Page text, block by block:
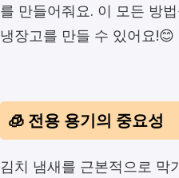
를 만들어줘요. 이 모든 방
냉장고를 만들 수 있어요!😊
🧊 전용 용기의 중요성
김치 냄새를 근본적으로 막